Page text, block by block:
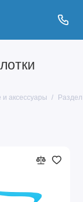
аксессуары